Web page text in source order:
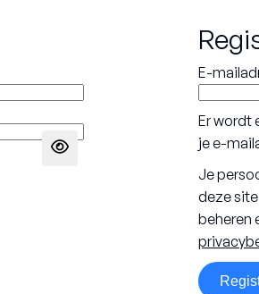
E-
Er wordt
je e-
Je
deze
beheren